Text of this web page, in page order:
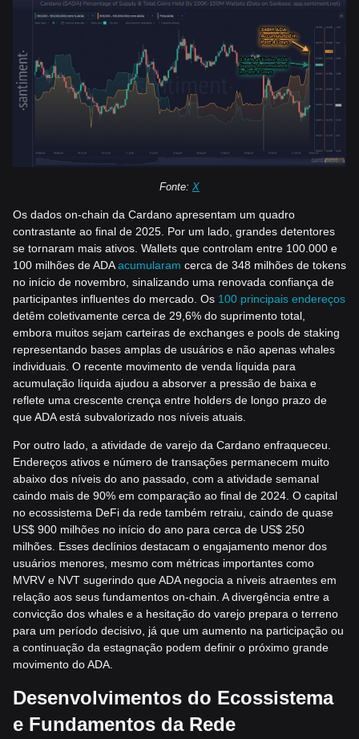
Fonte: X
Os dados on-chain da Cardano apresentam um quadro
contrastante ao final de 2025. Por um lado, grandes detentores
se tornaram mais ativos. Wallets que controlam entre 100.000 e
100 milhões de ADAacumularam cerca de 348 milhões de tokens
no início de novembro, sinalizando uma renovada confiança de
participantes influentes do mercado. Os 100 principais endereços
detêm coletivamente cerca de 29,6% do suprimento total,
embora muitos sejam carteiras de exchanges e pools de staking
representando bases amplas de usuários e não apenas whales
individuais. O recente movimento de venda líquida para
acumulação líquida ajudou a absorver a pressão de baixa e
reflete uma crescente crença entre holders de longo prazo de
que ADA está subvalorizado nos níveis atuais.
Por outro lado, a atividade de varejo da Cardano enfraqueceu.
Endereços ativos e número de transações permanecem muito
abaixo dos níveis do ano passado, com a atividade semanal
caindo mais de 90% em comparação ao final de 2024. O capital
no ecossistema DeFi da rede também retraiu, caindo de quase
US$ 900 milhões no início do ano para cerca de US$ 250
milhões. Esses declínios destacam o engajamento menor dos
usuários menores, mesmo com métricas importantes como
MVRV e NVT sugerindo que ADA negocia a níveis atraentes em
relação aos seus fundamentos on-chain. A divergência entre a
convicção dos whales e a hesitação do varejo prepara o terreno
para um período decisivo, já que um aumento na participação ou
a continuação da estagnação podem definir o próximo grande
movimento do ADA.
Desenvolvimentos do Ecossistema
e Fundamentos da Rede